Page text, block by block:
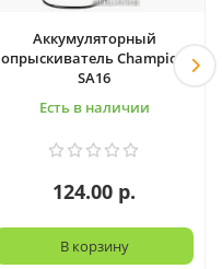
Аккумуляторный
опрыскиватель Champion
SA16
Есть в наличии
124.00 р.
В корзину